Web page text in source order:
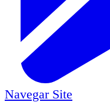
Navegar Site